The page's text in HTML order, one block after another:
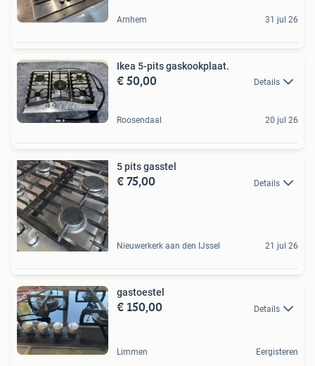
Arnhem 31 jul 26
Ikea 5-pits gaskookplaat.
€ 50,00 Details
Roosendaal 20 jul 26
5 pits gasstel
€ 75,00 Details
Nieuwerkerk aan den IJssel 21 jul 26
gastoestel
€ 150,00 Details
Limmen Eergisteren